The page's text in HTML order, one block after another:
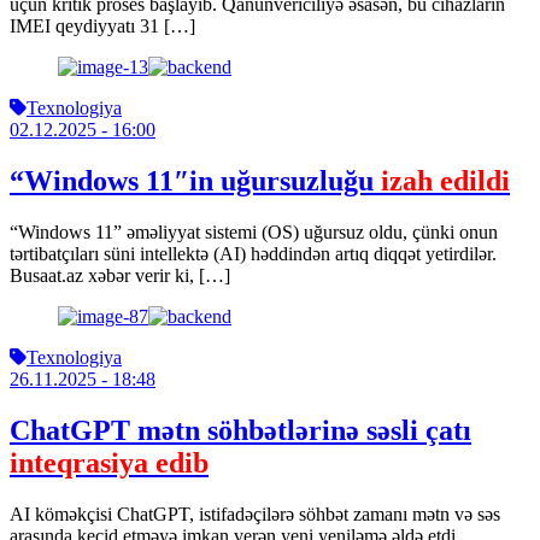
üçün kritik proses başlayıb. Qanunvericiliyə əsasən, bu cihazların
IMEI qeydiyyatı 31 […]
Texnologiya
02.12.2025 - 16:00
“Windows 11″in uğursuzluğu izah edildi
“Windows 11” əməliyyat sistemi (OS) uğursuz oldu, çünki onun
tərtibatçıları süni intellektə (AI) həddindən artıq diqqət yetirdilər.
Busaat.az xəbər verir ki, […]
Texnologiya
26.11.2025 - 18:48
ChatGPT mətn söhbətlərinə səsli çatı
inteqrasiya edib
AI köməkçisi ChatGPT, istifadəçilərə söhbət zamanı mətn və səs
arasında keçid etməyə imkan verən yeni yeniləmə əldə etdi.